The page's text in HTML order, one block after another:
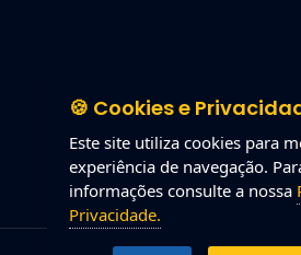
🍪 Cookies e
Este site utiliza cookies para
experiência de navegação.
informações consulte a nossa
Privacidade.